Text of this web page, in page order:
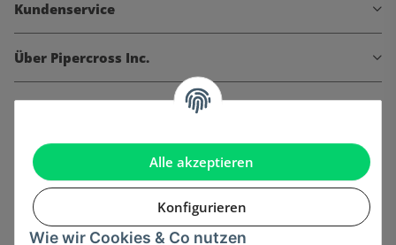
Alle akzeptieren
Konfigurieren
Wie wir Cookies & Co nutzen
Kundenservice
Über Pipercross Inc.
Informationen
Gesetzliche Informationen